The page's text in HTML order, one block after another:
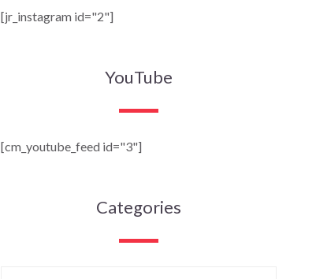
[jr_instagram id="2"]
YouTube
[cm_youtube_feed id="3"]
Categories